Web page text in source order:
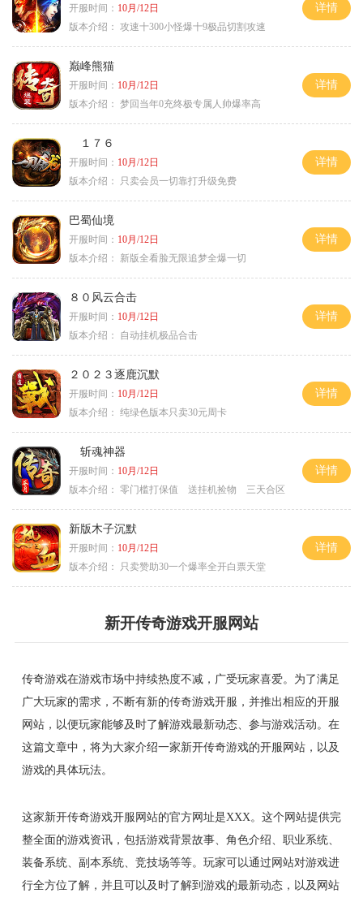
开服时间： 10月/12日
版本介绍： 攻速十300小怪爆十9极品切割攻速
详情
巅峰熊猫
开服时间： 10月/12日
版本介绍： 梦回当年0充终极专属人帅爆率高
详情
１７６
开服时间： 10月/12日
版本介绍：
只卖会员一切靠打升级免费
详情
巴蜀仙境
开服时间： 10月/12日
版本介绍：
新版全看脸无限追梦全爆一切
详情
８０风云合击
开服时间： 10月/12日
版本介绍：
自动挂机极品合击
详情
２０２３逐鹿沉默
开服时间： 10月/12日
版本介绍： 纯绿色版本只卖30元周卡
详情
斩魂神器
开服时间： 10月/12日
版本介绍： 零门槛打保值 送挂机捡物 三天合区
详情
新版木子沉默
开服时间： 10月/12日
版本介绍：
只卖赞助30一个爆率全开白票天堂
详情
新开传奇游戏开服网站
传奇游戏在游戏市场中持续热度不减，广受玩家喜爱。为了满足
广大玩家的需求，不断有新的传奇游戏开服，并推出相应的开服
网站，以便玩家能够及时了解游戏最新动态、参与游戏活动。在
这篇文章中，将为大家介绍一家新开传奇游戏的开服网站，以及
游戏的具体玩法。
这家新开传奇游戏开服网站的官方网址是XXX。这个网站提供完
整全面的游戏资讯，包括游戏背景故事、角色介绍、职业系统、
装备系统、副本系统、竞技场等等。玩家可以通过网站对游戏进
行全方位了解，并且可以及时了解到游戏的最新动态，以及网站